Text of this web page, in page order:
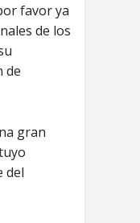
favor ya
de los
de
gran
del